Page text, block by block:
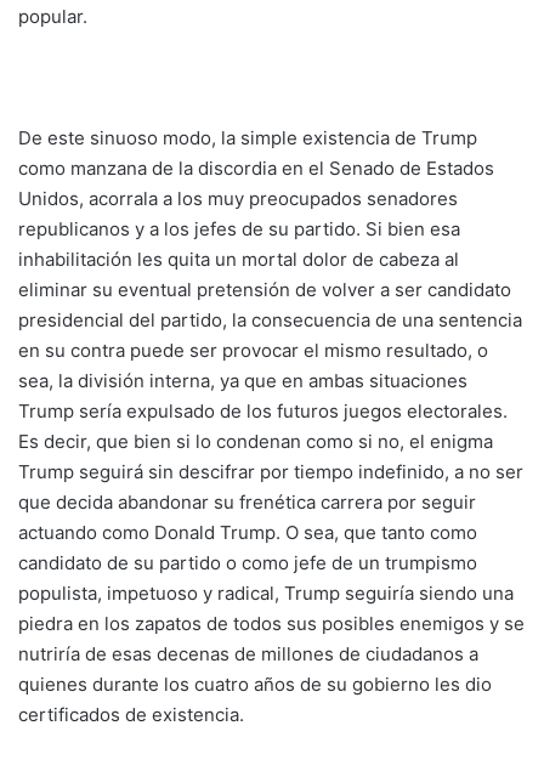
popular.
De este sinuoso modo, la simple existencia de Trump
como manzana de la discordia en el Senado de Estados
Unidos, acorrala a los muy preocupados senadores
republicanos y a los jefes de su partido. Si bien esa
inhabilitación les quita un mortal dolor de cabeza al
eliminar su eventual pretensión de volver a ser candidato
presidencial del partido, la consecuencia de una sentencia
en su contra puede ser provocar el mismo resultado, o
sea, la división interna, ya que en ambas situaciones
Trump sería expulsado de los futuros juegos electorales.
Es decir, que bien si lo condenan como si no, el enigma
Trump seguirá sin descifrar por tiempo indefinido, a no ser
que decida abandonar su frenética carrera por seguir
actuando como Donald Trump. O sea, que tanto como
candidato de su partido o como jefe de un trumpismo
populista, impetuoso y radical, Trump seguiría siendo una
piedra en los zapatos de todos sus posibles enemigos y se
nutriría de esas decenas de millones de ciudadanos a
quienes durante los cuatro años de su gobierno les dio
certificados de existencia.